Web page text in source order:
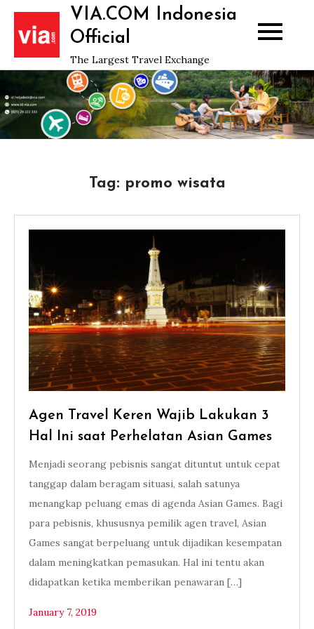
Skip
content
VIA.COM Indonesia
Official
The Largest Travel Exchange
Tag: promo wisata
Agen Travel Keren Wajib Lakukan 3
Hal Ini saat Perhelatan Asian Games
Menjadi seorang pebisnis sangat dituntut untuk cepat
tanggap dalam beragam situasi, salah satunya
menangkap peluang emas di agenda Asian Games. Bagi
para pebisnis, khususnya pemilik agen travel, Asian
Games sangat berpeluang untuk dijadikan kesempatan
dalam meningkatkan pemasukan. Hal ini tentu akan
didapatkan ketika memberikan penawaran […]
January 7, 2019